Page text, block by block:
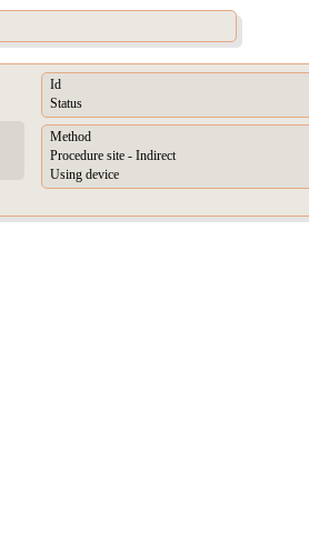
Id
Status
Method
Procedure site - Indirect
Using device